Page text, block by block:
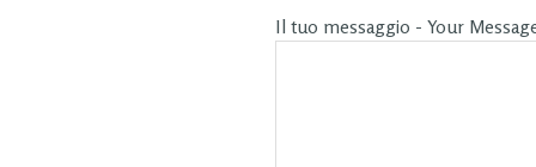
Il tuo messaggio - Your